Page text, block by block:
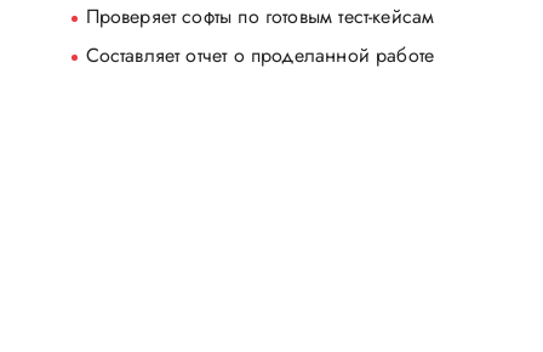
Проверяет софты по готовым тест-кейсам
Составляет отчет о проделанной работе